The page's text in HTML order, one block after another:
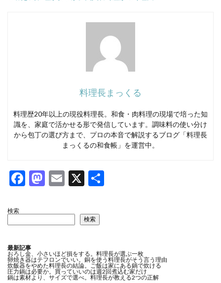
料理長まっくる
料理歴20年以上の現役料理長。和食・肉料理の現場で培った知
識を、家庭で活かせる形で発信しています。調味料の使い分け
から包丁の選び方まで、プロの本音で解説するブログ「料理長
まっくるの和食帳」を運営中。
F
e
b
o
o
k
M
to
d
n
E
ai
l
X
検索
検索
最新記事
おろし金、小さいほど損をする。料理長が選ぶ一枚
卵焼き器はテフロンでいい。銅を使う料理長がそう言う理由
炊飯器をやめた料理長の結論。ご飯は家にある鍋で炊ける
圧力鍋は必要か。買っていいのは週2回煮込む家だけ
鍋は素材より、サイズで選べ。料理長が教える2つの正解